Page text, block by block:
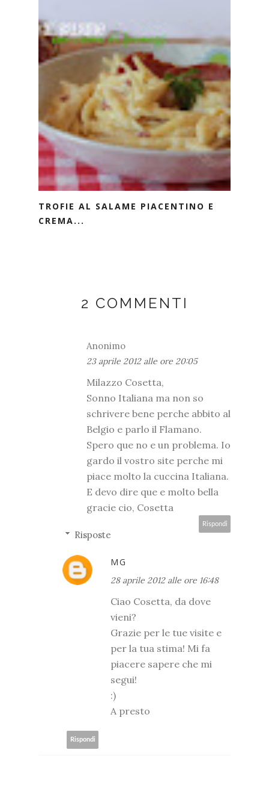
TROFIE AL SALAME PIACENTINO E
CREMA...
2 COMMENTI
Anonimo
23 aprile 2012 alle ore 20:05
Milazzo Cosetta,
Sonno Italiana ma non so
schrivere bene perche abbito al
Belgio e parlo il Flamano.
Spero que no e un problema. Io
gardo il vostro site perche mi
piace molto la cuccina Italiana.
E devo dire que e molto bella
gracie cio, Cosetta
Rispondi
Risposte
MG
28 aprile 2012 alle ore 16:48
Ciao Cosetta, da dove
vieni?
Grazie per le tue visite e
per la tua stima! Mi fa
piacere sapere che mi
segui!
:)
A presto
Rispondi